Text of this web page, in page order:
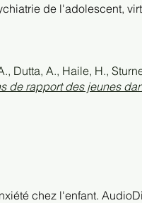
de l'adolescent,
Dutta, A., Haile, H.,
de rapport des jeunes
chez l'enfant.